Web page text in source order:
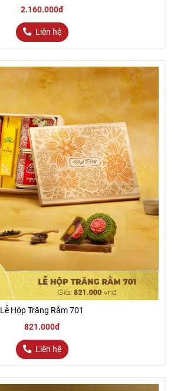
2.160.000đ
Liên hệ
Lễ Hộp Trăng Rằm 701
821.000đ
Liên hệ